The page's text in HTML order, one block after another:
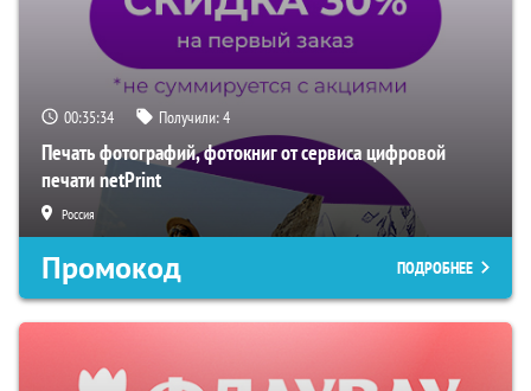
00:35:32 Получили:4
Печать фотографий, фотокниг от сервиса цифровой
печати netPrint
Россия
Промокод ПОДРОБНЕЕ